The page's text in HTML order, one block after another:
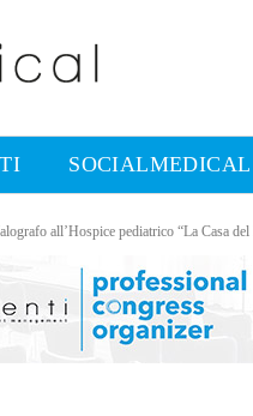
all’Hospice pediatrico “La Casa